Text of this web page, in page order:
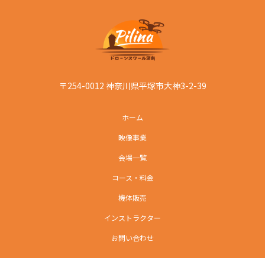
〒254-0012 神奈川県平塚市大神3-2-39
ホーム
映像事業
会場一覧
コース・料金
機体販売
インストラクター
お問い合わせ